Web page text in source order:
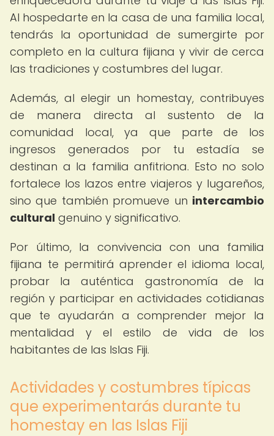
Al hospedarte en la casa de una familia local,
tendrás la oportunidad de sumergirte por
completo en la cultura fijiana y vivir de cerca
las tradiciones y costumbres del lugar.
Además, al elegir un homestay, contribuyes
de manera directa al sustento de la
comunidad local, ya que parte de los
ingresos generados por tu estadía se
destinan a la familia anfitriona. Esto no solo
fortalece los lazos entre viajeros y lugareños,
sino que también promueve un intercambio
cultural genuino y significativo.
Por último, la convivencia con una familia
fijiana te permitirá aprender el idioma local,
probar la auténtica gastronomía de la
región y participar en actividades cotidianas
que te ayudarán a comprender mejor la
mentalidad y el estilo de vida de los
habitantes de las Islas Fiji.
Actividades y costumbres típicas
que experimentarás durante tu
homestay en las Islas Fiji